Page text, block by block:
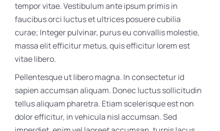
tempor vitae. Vestibulum ante ipsum primis in
faucibus orci luctus et ultrices posuere cubilia
curae; Integer pulvinar, purus eu convallis molestie,
massa elit efficitur metus, quis efficitur lorem est
vitae libero.
Pellentesque ut libero magna. In consectetur id
sapien accumsan aliquam. Donec luctus sollicitudin
tellus aliquam pharetra. Etiam scelerisque est non
dolor efficitur, in vehicula nisl accumsan. Sed